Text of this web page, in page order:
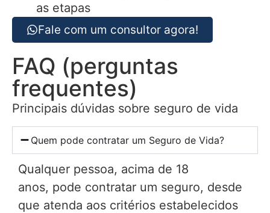
as etapas
Fale com um consultor agora!
FAQ (perguntas
frequentes)
Principais dúvidas sobre seguro de vida
Quem pode contratar um Seguro de Vida?
Qualquer pessoa, acima de 18
anos, pode contratar um seguro, desde
que atenda aos critérios estabelecidos